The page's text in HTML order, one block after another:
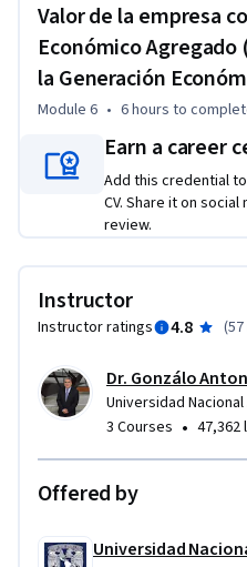
Valor de la empresa
Económico Agregado
la Generación
Module 6 • 6 hours to
Earn a career
Add this credential
CV. Share it on
review.
Instructor
Instructor ratings 4.8 (
Dr. Gonzálo
Universidad
3 Courses • 47,362
Offered by
Universidad